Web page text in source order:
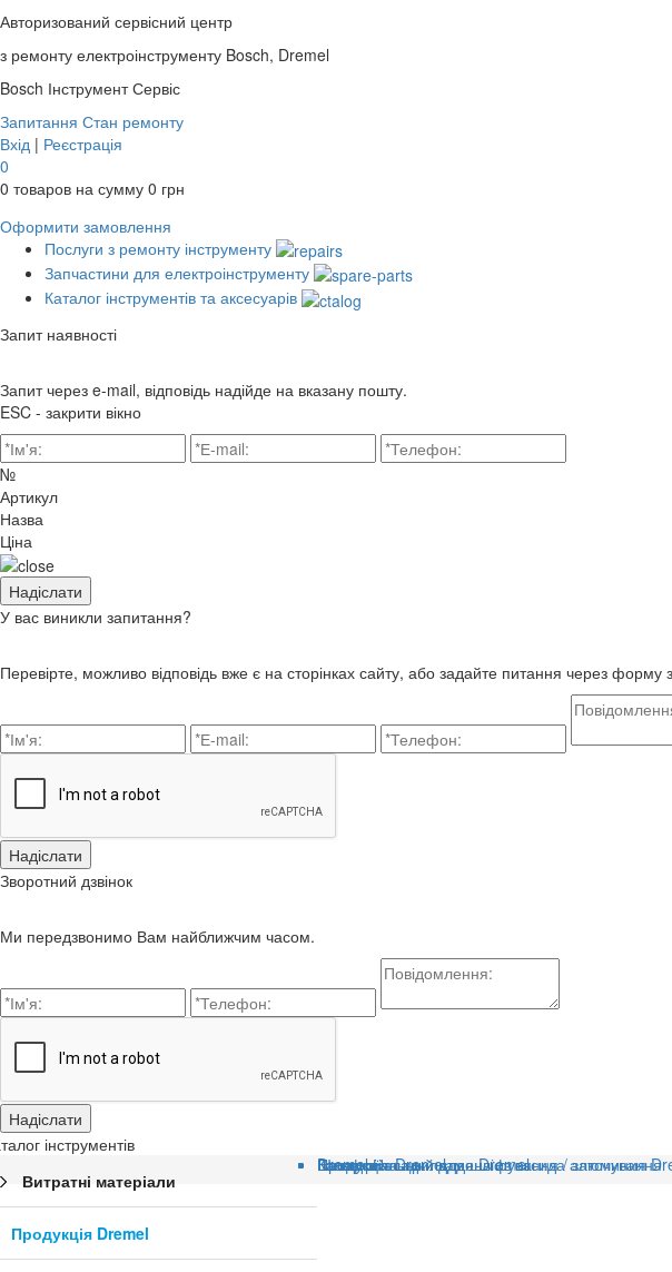
Авторизований сервісний центр
з ремонту електроінструменту Bosch, Dremel
Bosch Інструмент Сервіс
Запитання Стан ремонту
Вхід | Реєстрація
0
0 товаров на сумму 0 грн
Оформити замовлення
Послуги з ремонту інструменту
Запчастини для електроінструменту
Каталог інструментів та аксесуарів
Запит наявності
Запит через e-mail, відповідь надійде на вказану пошту.
ESC - закрити вікно
№
Артикул
Назва
Ціна
У вас виникли запитання?
Перевірте, можливо відповідь вже є на сторінках сайту, або задайте питання через
Зворотний дзвінок
Ми передзвонимо Вам найближчим часом.
інструментів
Витратні матеріали
Продукція Dremel
Головна
Категорії
Продукція Dremel
Насадки та приладдя Dremel
Dremel Насадки для шліфування / заточування
Шлифовальный камень из оксида алюминия